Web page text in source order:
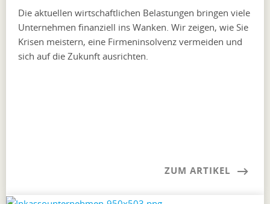
Die aktuellen wirtschaftlichen Belastungen bringen viele
Unternehmen finanziell ins Wanken. Wir zeigen, wie Sie
Krisen meistern, eine Firmeninsolvenz vermeiden und
sich auf die Zukunft ausrichten.
ZUM ARTIKEL